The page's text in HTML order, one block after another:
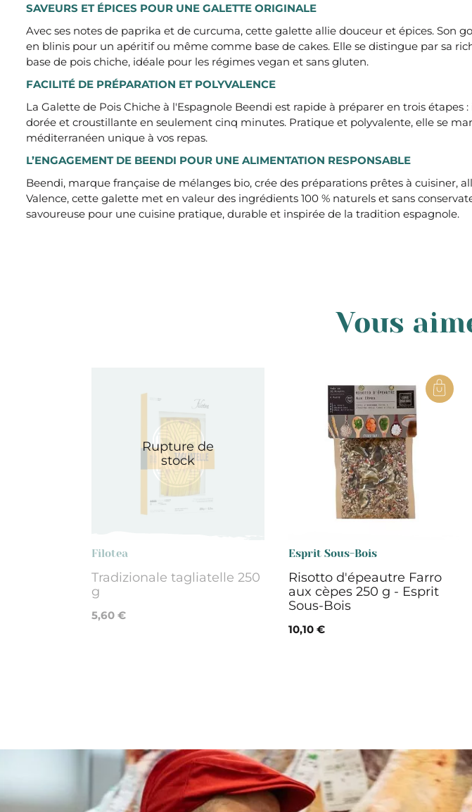
SAVEURS ET ÉPICES POUR UNE GALETTE ORIGINALE
Avec ses notes de paprika et de curcuma, cette galette allie douceur et épices. Son
en blinis pour un apéritif ou même comme base de cakes. Elle se distingue par sa
base de pois chiche, idéale pour les régimes vegan et sans gluten.
FACILITÉ DE PRÉPARATION ET POLYVALENCE
La Galette de Pois Chiche à l'Espagnole Beendi est rapide à préparer en trois
dorée et croustillante en seulement cinq minutes. Pratique et polyvalente, elle se
méditerranéen unique à vos repas.
L’ENGAGEMENT DE BEENDI POUR UNE ALIMENTATION RESPONSABLE
Beendi, marque française de mélanges bio, crée des préparations prêtes à
Valence, cette galette met en valeur des ingrédients 100 % naturels et sans
savoureuse pour une cuisine pratique, durable et inspirée de la tradition espagnole​.
Vous
Rupture de
stock
Filotea
Tradizionale tagliatelle 250
g
5,60 €
Esprit Sous-Bois
Risotto d'épeautre Farro
aux cèpes 250 g - Esprit
Sous-Bois
10,10 €